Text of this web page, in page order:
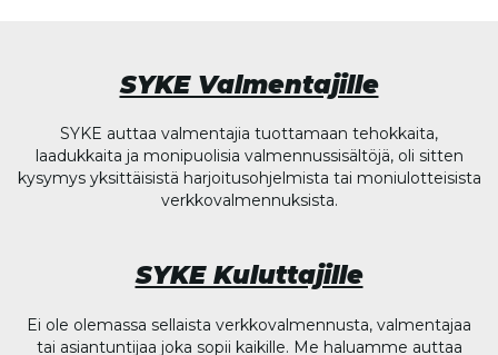
SYKE Valmentajille
SYKE auttaa valmentajia tuottamaan tehokkaita,
laadukkaita ja monipuolisia valmennussisältöjä, oli sitten
kysymys yksittäisistä harjoitusohjelmista tai moniulotteisista
verkkovalmennuksista.
SYKE Kuluttajille
Ei ole olemassa sellaista verkkovalmennusta, valmentajaa
tai asiantuntijaa joka sopii kaikille. Me haluamme auttaa